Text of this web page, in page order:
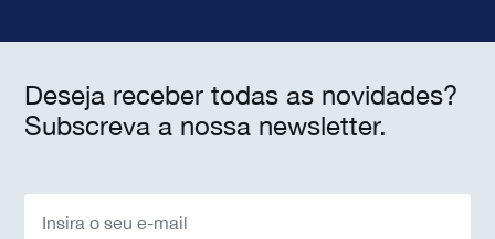
Deseja receber todas as novidades?
Subscreva a nossa newsletter.